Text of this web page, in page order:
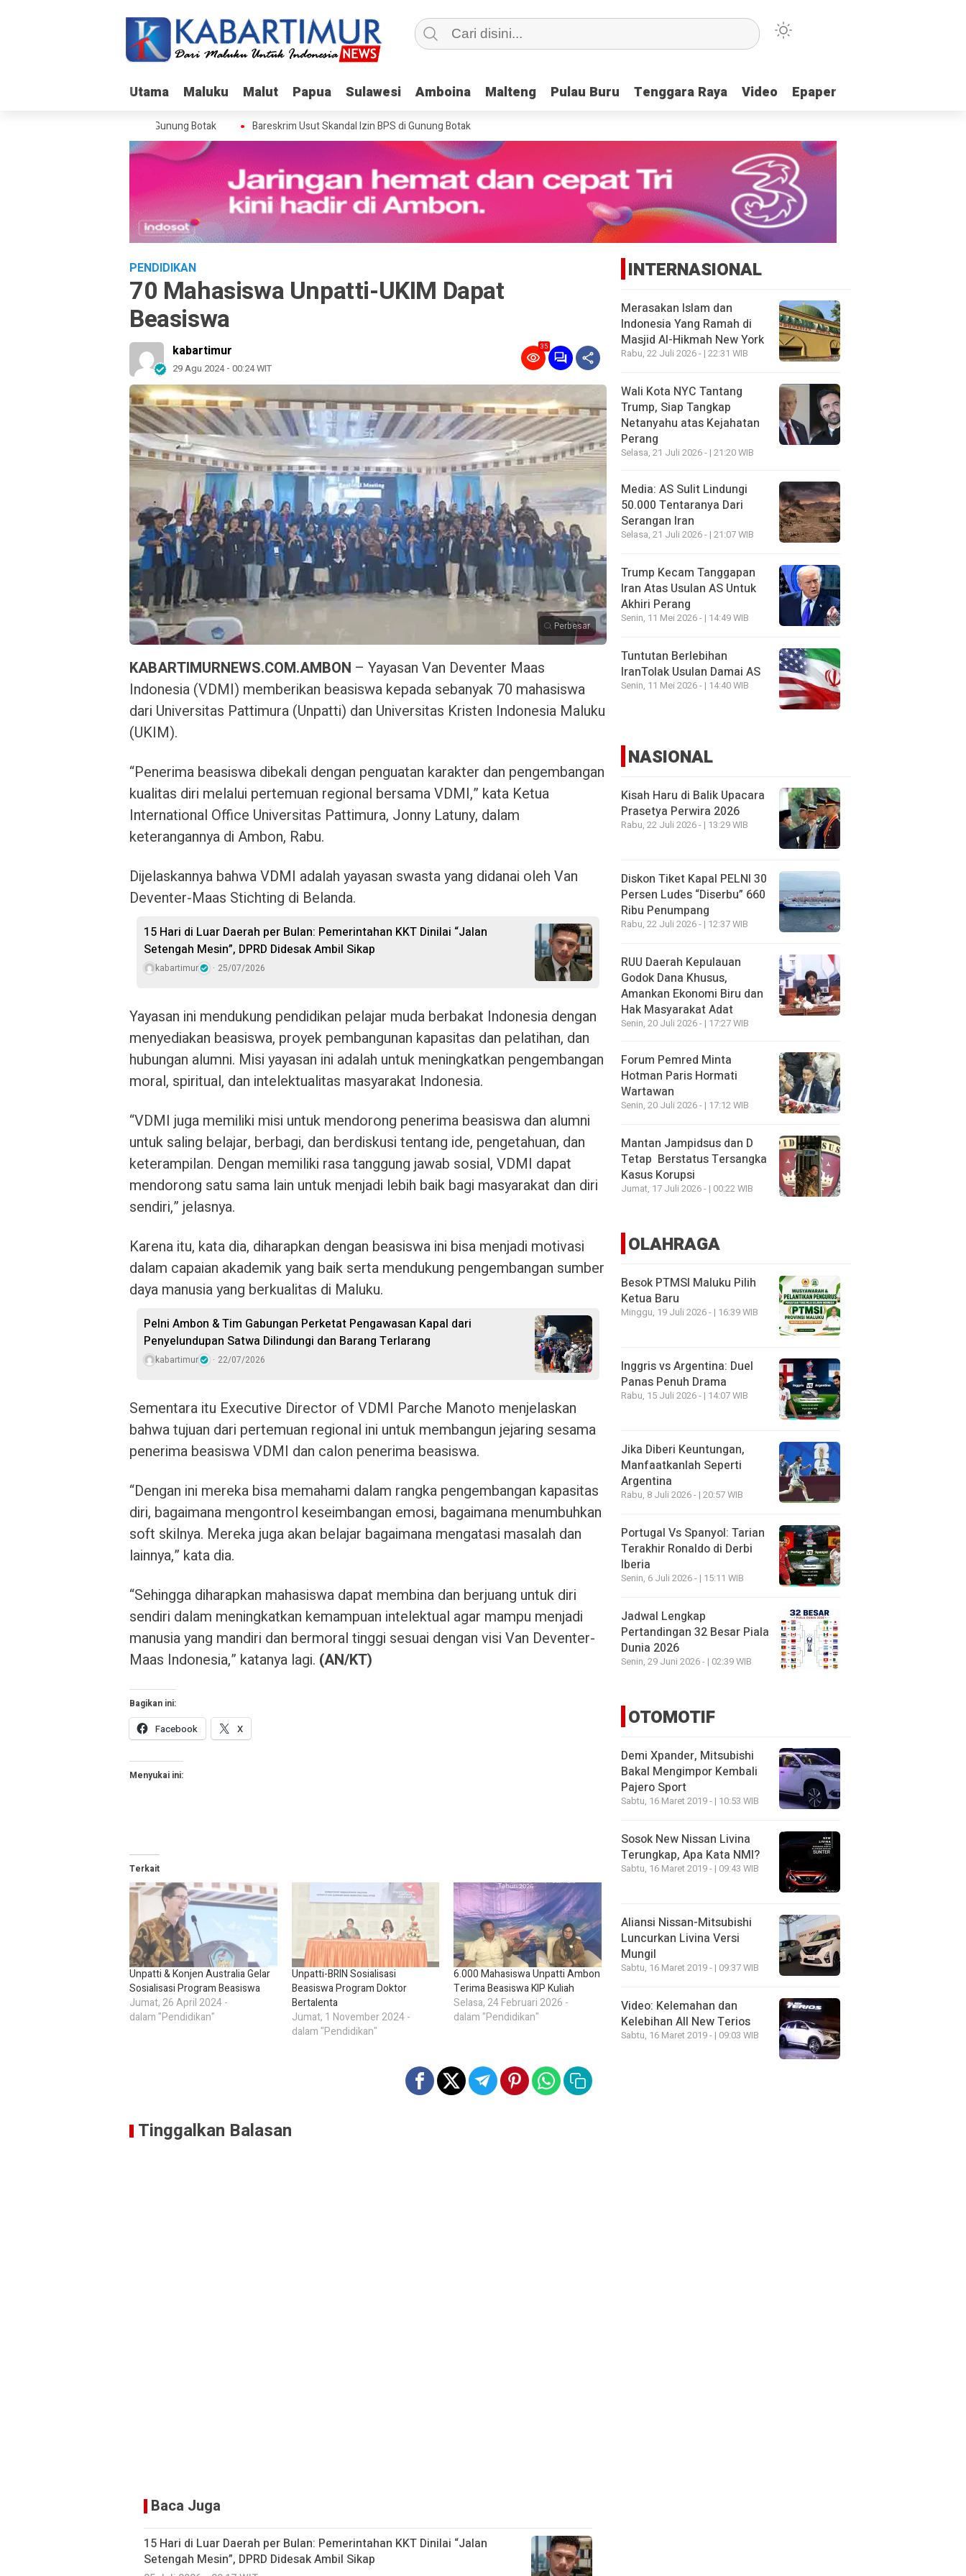
Utama Maluku Malut Papua Sulawesi Amboina Malteng Pulau Buru Tenggara Raya Video Epaper
Utama Maluku Malut Papua Sulawesi Amboina Malteng Pulau Buru Tenggara Raya Video Epaper
Usut Skandal Izin BPS di Gunung Botak Bareskrim Usut Skandal Izin BPS di Gunung Botak
PENDIDIKAN
70 Mahasiswa Unpatti-UKIM Dapat
Beasiswa
kabartimur
29 Agu 2024 - 00:24 WIT
35
Perbesar
KABARTIMURNEWS.COM.AMBON – Yayasan Van Deventer Maas
Indonesia (VDMI) memberikan beasiswa kepada sebanyak 70 mahasiswa
dari Universitas Pattimura (Unpatti) dan Universitas Kristen Indonesia Maluku
(UKIM).
“Penerima beasiswa dibekali dengan penguatan karakter dan pengembangan
kualitas diri melalui pertemuan regional bersama VDMI,” kata Ketua
International Office Universitas Pattimura, Jonny Latuny, dalam
keterangannya di Ambon, Rabu.
Dijelaskannya bahwa VDMI adalah yayasan swasta yang didanai oleh Van
Deventer-Maas Stichting di Belanda.
15 Hari di Luar Daerah per Bulan: Pemerintahan KKT Dinilai “Jalan
Setengah Mesin”, DPRD Didesak Ambil Sikap
kabartimur 25/07/2026
Yayasan ini mendukung pendidikan pelajar muda berbakat Indonesia dengan
menyediakan beasiswa, proyek pembangunan kapasitas dan pelatihan, dan
hubungan alumni. Misi yayasan ini adalah untuk meningkatkan pengembangan
moral, spiritual, dan intelektualitas masyarakat Indonesia.
“VDMI juga memiliki misi untuk mendorong penerima beasiswa dan alumni
untuk saling belajar, berbagi, dan berdiskusi tentang ide, pengetahuan, dan
keterampilan. Dengan memiliki rasa tanggung jawab sosial, VDMI dapat
mendorong satu sama lain untuk menjadi lebih baik bagi masyarakat dan diri
sendiri,” jelasnya.
Karena itu, kata dia, diharapkan dengan beasiswa ini bisa menjadi motivasi
dalam capaian akademik yang baik serta mendukung pengembangan sumber
daya manusia yang berkualitas di Maluku.
Pelni Ambon & Tim Gabungan Perketat Pengawasan Kapal dari
Penyelundupan Satwa Dilindungi dan Barang Terlarang
kabartimur 22/07/2026
Sementara itu Executive Director of VDMI Parche Manoto menjelaskan
bahwa tujuan dari pertemuan regional ini untuk membangun jejaring sesama
penerima beasiswa VDMI dan calon penerima beasiswa.
“Dengan ini mereka bisa memahami dalam rangka pengembangan kapasitas
diri, bagaimana mengontrol keseimbangan emosi, bagaimana menumbuhkan
soft skilnya. Mereka juga akan belajar bagaimana mengatasi masalah dan
lainnya,” kata dia.
“Sehingga diharapkan mahasiswa dapat membina dan berjuang untuk diri
sendiri dalam meningkatkan kemampuan intelektual agar mampu menjadi
manusia yang mandiri dan bermoral tinggi sesuai dengan visi Van Deventer-
Maas Indonesia,” katanya lagi. (AN/KT)
Bagikan ini:
Facebook X
Menyukai ini:
Terkait
Unpatti & Konjen Australia Gelar
Sosialisasi Program Beasiswa
Jumat, 26 April 2024 -
dalam "Pendidikan"
Unpatti-BRIN Sosialisasi
Beasiswa Program Doktor
Bertalenta
Jumat, 1 November 2024 -
dalam "Pendidikan"
6.000 Mahasiswa Unpatti Ambon
Terima Beasiswa KIP Kuliah
Selasa, 24 Februari 2026 -
dalam "Pendidikan"
Tinggalkan Balasan
Baca Juga
15 Hari di Luar Daerah per Bulan: Pemerintahan KKT Dinilai “Jalan
Setengah Mesin”, DPRD Didesak Ambil Sikap
INTERNASIONAL
Merasakan Islam dan
Indonesia Yang Ramah di
Masjid Al-Hikmah New York
Rabu, 22 Juli 2026 - | 22:31 WIB
Wali Kota NYC Tantang
Trump, Siap Tangkap
Netanyahu atas Kejahatan
Perang
Selasa, 21 Juli 2026 - | 21:20 WIB
Media: AS Sulit Lindungi
50.000 Tentaranya Dari
Serangan Iran
Selasa, 21 Juli 2026 - | 21:07 WIB
Trump Kecam Tanggapan
Iran Atas Usulan AS Untuk
Akhiri Perang
Senin, 11 Mei 2026 - | 14:49 WIB
Tuntutan Berlebihan
IranTolak Usulan Damai AS
Senin, 11 Mei 2026 - | 14:40 WIB
NASIONAL
Kisah Haru di Balik Upacara
Prasetya Perwira 2026
Rabu, 22 Juli 2026 - | 13:29 WIB
Diskon Tiket Kapal PELNI 30
Persen Ludes “Diserbu” 660
Ribu Penumpang
Rabu, 22 Juli 2026 - | 12:37 WIB
RUU Daerah Kepulauan
Godok Dana Khusus,
Amankan Ekonomi Biru dan
Hak Masyarakat Adat
Senin, 20 Juli 2026 - | 17:27 WIB
Forum Pemred Minta
Hotman Paris Hormati
Wartawan
Senin, 20 Juli 2026 - | 17:12 WIB
Mantan Jampidsus dan D
Tetap Berstatus Tersangka
Kasus Korupsi
Jumat, 17 Juli 2026 - | 00:22 WIB
OLAHRAGA
Besok PTMSI Maluku Pilih
Ketua Baru
Minggu, 19 Juli 2026 - | 16:39 WIB
Inggris vs Argentina: Duel
Panas Penuh Drama
Rabu, 15 Juli 2026 - | 14:07 WIB
Jika Diberi Keuntungan,
Manfaatkanlah Seperti
Argentina
Rabu, 8 Juli 2026 - | 20:57 WIB
Portugal Vs Spanyol: Tarian
Terakhir Ronaldo di Derbi
Iberia
Senin, 6 Juli 2026 - | 15:11 WIB
Jadwal Lengkap
Pertandingan 32 Besar Piala
Dunia 2026
Senin, 29 Juni 2026 - | 02:39 WIB
OTOMOTIF
Demi Xpander, Mitsubishi
Bakal Mengimpor Kembali
Pajero Sport
Sabtu, 16 Maret 2019 - | 10:53 WIB
Sosok New Nissan Livina
Terungkap, Apa Kata NMI?
Sabtu, 16 Maret 2019 - | 09:43 WIB
Aliansi Nissan-Mitsubishi
Luncurkan Livina Versi
Mungil
Sabtu, 16 Maret 2019 - | 09:37 WIB
Video: Kelemahan dan
Kelebihan All New Terios
Sabtu, 16 Maret 2019 - | 09:03 WIB